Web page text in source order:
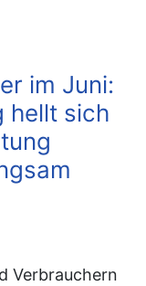
im Juni:
hellt sich
Verbrauchern